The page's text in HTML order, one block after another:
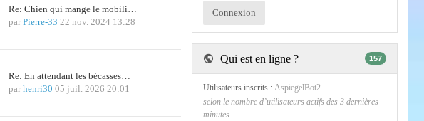
Re: Chien qui mange le mobili…
par Pierre-33 22 nov. 2024 13:28
Re: En attendant les bécasses…
par henri30 05 juil. 2026 20:01
Qui est en ligne ? 157
Utilisateurs inscrits : AspiegelBot2
selon le nombre d’utilisateurs actifs des 3 dernières
minutes